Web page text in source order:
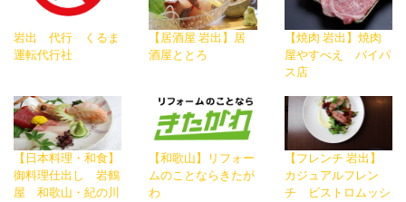
岩出 代行 くるま
運転代行社
【居酒屋 岩出】居
酒屋ととろ
【焼肉 岩出】焼肉
屋やすべえ バイパ
ス店
【日本料理・和食】
御料理仕出し 岩鶴
屋 和歌山・紀の川
【和歌山】リフォー
ムのことならきたが
わ
【フレンチ 岩出】
カジュアルフレン
チ ビストロムッシ